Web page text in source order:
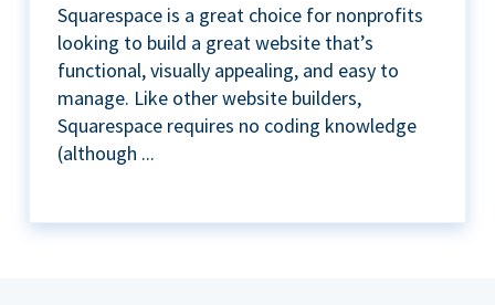
Squarespace is a great choice for nonprofits
looking to build a great website that’s
functional, visually appealing, and easy to
manage. Like other website builders,
Squarespace requires no coding knowledge
(although ...